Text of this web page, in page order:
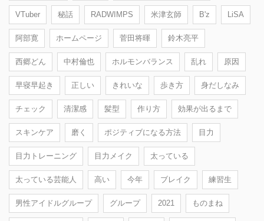
VTuber 秘話 RADWIMPS 米津玄師 B'z LiSA
阿部寛 ホームページ 菅田将暉 鈴木亮平
西郷どん 中村倫也 ホルモンバランス 乱れ 原因
早寝早起き 正しい きれいな 歩き方 身だしなみ
チェック 清潔感 髪型 作り方 効果が出るまで
スキンケア 磨く ポジティブになる方法 目力
目力トレーニング 目力メイク 太っている
太っている芸能人 高い 今年 ブレイク 練習生
男性アイドルグループ グループ 2021 ものまね